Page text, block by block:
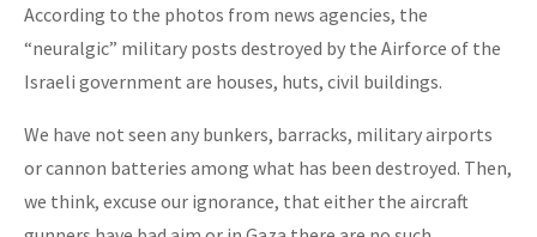
According to the photos from news agencies, the
“neuralgic” military posts destroyed by the Airforce of the
Israeli government are houses, huts, civil buildings.
We have not seen any bunkers, barracks, military airports
or cannon batteries among what has been destroyed. Then,
we think, excuse our ignorance, that either the aircraft